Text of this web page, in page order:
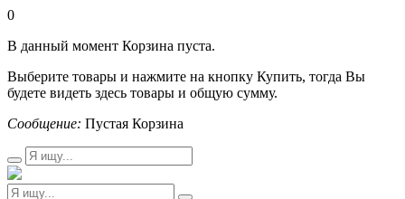
0
В данный момент Корзина пуста.
Выберите товары и нажмите на кнопку Купить, тогда Вы
будете видеть здесь товары и общую сумму.
Сообщение: Пустая Корзина